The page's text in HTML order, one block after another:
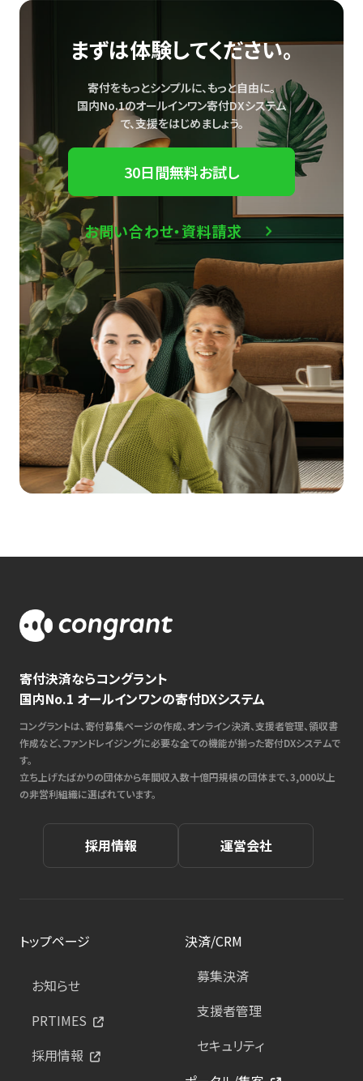
まずは体験してください。
寄付をもっとシンプルに、もっと自由に。
国内No.1のオールインワン寄付DXシステム
で、支援をはじめましょう。
30日間無料お試し
お問い合わせ・資料請求
寄付決済ならコングラント
国内No.1 オールインワンの寄付DXシステム
コングラントは、寄付募集ページの作成、オンライン決済、支援者管理、領収書
作成など、ファンドレイジングに必要な全ての機能が揃った寄付DXシステムで
す。
立ち上げたばかりの団体から年間収入数十億円規模の団体まで、3,000以上
の非営利組織に選ばれています。
採用情報 運営会社
トップページ
お知らせ
PRTIMES
採用情報
決済/CRM
募集決済
支援者管理
セキュリティ